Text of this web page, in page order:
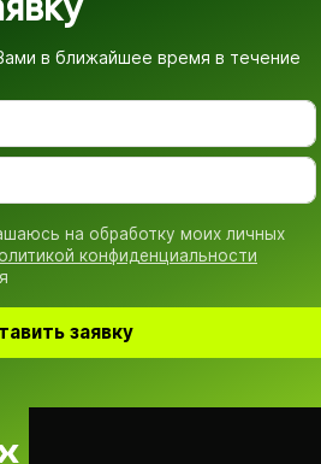
в ближайшее время в течение
на обработку моих личных
конфиденциальности
заявку